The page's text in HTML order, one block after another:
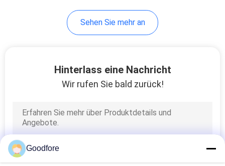
Sehen Sie mehr an
Hinterlass eine Nachricht
Wir rufen Sie bald zurück!
Goodfore